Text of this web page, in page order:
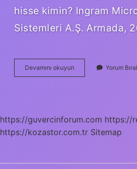
hisse kimin? Ingram
Sistemleri A.Ş. Armada,
Devamını okuyun
Grup
Yorum
https://guvercinforum.com https://
https://kozastor.com.tr Sitemap